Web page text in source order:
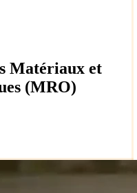
Matériaux et
(MRO)